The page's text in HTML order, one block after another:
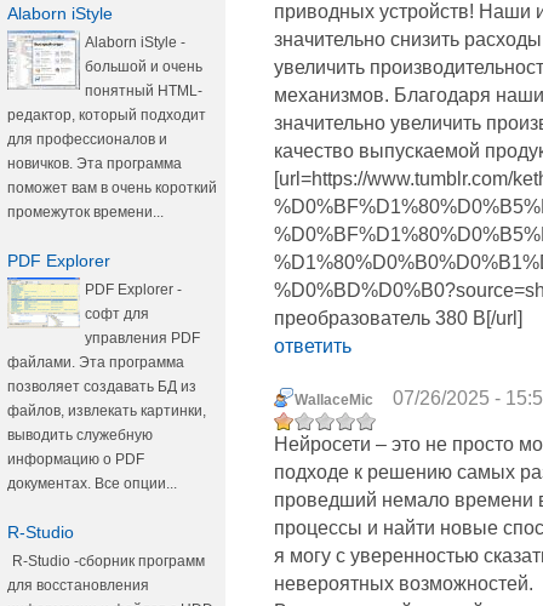
Alaborn iStyle
Alaborn iStyle -
большой и очень
понятный HTML-
редактор, который подходит
для профессионалов и
новичков. Эта программа
поможет вам в очень короткий
промежуток времени...
PDF Explorer
PDF Explorer -
софт для
управления PDF
файлами. Эта программа
позволяет создавать БД из
файлов, извлекать картинки,
выводить служебную
информацию о PDF
документах. Все опции...
R-Studio
R-Studio -сборник программ
для восстановления
приводных устройств! Наши
значительно снизить
увеличить
механизмов. Благодаря
значительно увеличить
качество выпускаемой
[url=https://www.tumblr.com/
преобразователь 380 В[/url]
ответить
WallaceMic 07/26/2025 -
Нейросети – это не просто
подходе к решению самых
проведший немало времени
процессы и найти новые
я могу с уверенностью
невероятных возможностей.